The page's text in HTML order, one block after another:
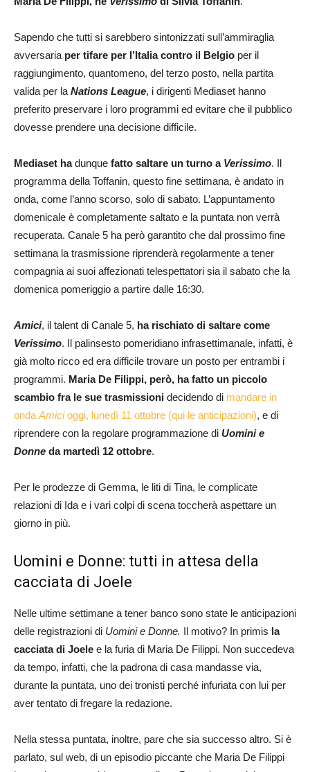
Sapendo che tutti si sarebbero sintonizzati sull’ammiraglia
avversaria per tifare per l’Italia contro il Belgio per il
raggiungimento, quantomeno, del terzo posto, nella partita
valida per la Nations League, i dirigenti Mediaset hanno
preferito preservare i loro programmi ed evitare che il pubblico
dovesse prendere una decisione difficile.
Mediaset hadunque fatto saltare un turno a Verissimo. Il
programma della Toffanin, questo fine settimana, è andato in
onda, come l’anno scorso, solo di sabato. L’appuntamento
domenicale è completamente saltato e la puntata non verrà
recuperata. Canale 5 ha però garantito che dal prossimo fine
settimana la trasmissione riprenderà regolarmente a tener
compagnia ai suoi affezionati telespettatori sia il sabato che la
domenica pomeriggio a partire dalle 16:30.
Amici, il talent di Canale 5, ha rischiato di saltare come
Verissimo. Il palinsesto pomeridiano infrasettimanale, infatti, è
già molto ricco ed era difficile trovare un posto per entrambi i
programmi. Maria De Filippi, però, ha fatto un piccolo
scambio fra le sue trasmissioni decidendo di mandare in
onda Amicioggi, lunedì 11 ottobre (qui le anticipazioni), e di
riprendere con la regolare programmazione di Uomini e
Donne da martedì 12 ottobre.
Per le prodezze di Gemma, le liti di Tina, le complicate
relazioni di Ida e i vari colpi di scena toccherà aspettare un
giorno in più.
Uomini e Donne: tutti in attesa della
cacciata di Joele
Nelle ultime settimane a tener banco sono state le anticipazioni
delle registrazioni di Uomini e Donne. Il motivo? In primis la
cacciata di Joele e la furia di Maria De Filippi. Non succedeva
da tempo, infatti, che la padrona di casa mandasse via,
durante la puntata, uno dei tronisti perché infuriata con lui per
aver tentato di fregare la redazione.
Nella stessa puntata, inoltre, pare che sia successo altro. Si è
parlato, sul web, di un episodio piccante che Maria De Filippi